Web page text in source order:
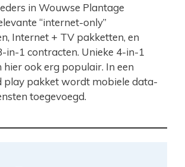
in Wouwse Plantage
“internet-only”
Internet + TV pakketten, en
in-1 contracten. Unieke 4-in-1
ook erg populair. In een
play pakket wordt mobiele data-
toegevoegd.